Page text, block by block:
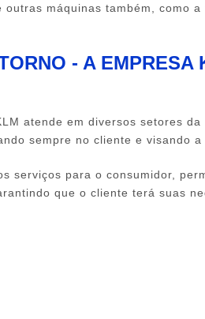
máquinas também, como a
- A EMPRESA
atende em diversos setores
sempre no cliente e visando a
serviços para o consumidor,
que o cliente terá suas